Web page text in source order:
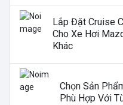
Lắp Đặt Cruise
Cho Xe Hơi
Khác
Chọn Sản
Phù Hợp Với